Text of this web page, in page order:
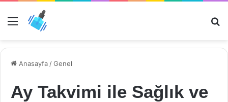
Menü
Anasayfa /Genel
Ay Takvimi ile Sağlık ve